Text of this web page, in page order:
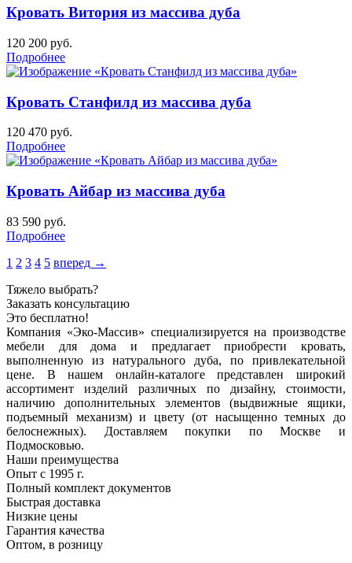
Кровать Витория из массива дуба
120 200 руб.
Подробнее
Кровать Станфилд из массива дуба
120 470 руб.
Подробнее
Кровать Айбар из массива дуба
83 590 руб.
Подробнее
1 2 3 4 5 вперед →
Тяжело выбрать?
Заказать консультацию
Это бесплатно!
Компания «Эко-Массив» специализируется на производстве
мебели для дома и предлагает приобрести кровать,
выполненную из натурального дуба, по привлекательной
цене. В нашем онлайн-каталоге представлен широкий
ассортимент изделий различных по дизайну, стоимости,
наличию дополнительных элементов (выдвижные ящики,
подъемный механизм) и цвету (от насыщенно темных до
белоснежных). Доставляем покупки по Москве и
Подмосковью.
Наши преимущества
Опыт с 1995 г.
Полный комплект документов
Быстрая доставка
Низкие цены
Гарантия качества
Оптом, в розницу